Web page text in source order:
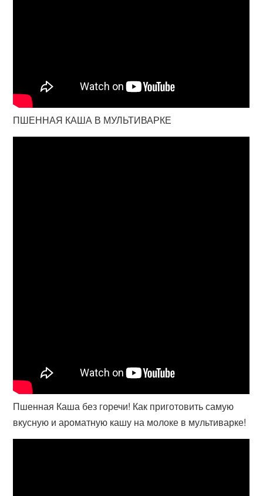
ПШЕННАЯ КАША В МУЛЬТИВАРКЕ
Пшенная Каша без горечи! Как приготовить самую
вкусную и ароматную кашу на молоке в мультиварке!